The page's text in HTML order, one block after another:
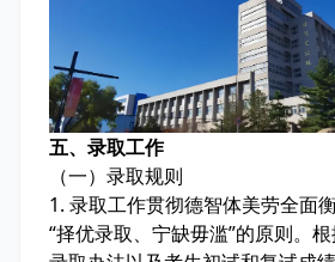
五、录取工作
（一）录取规则
1. 录取工作贯彻德智体美劳全面
“择优录取、宁缺毋滥”的原则。